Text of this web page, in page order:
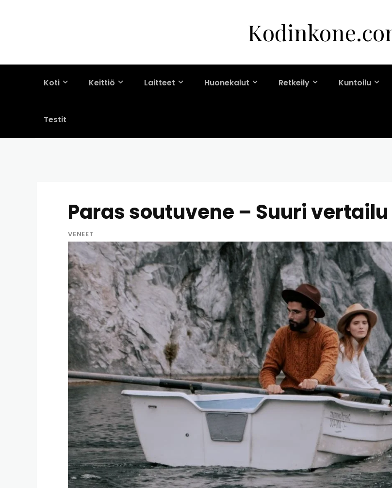
Koti Keittiö Laitteet Huonekalut Retkeily Kuntoilu
Testit
Paras soutuvene – Suuri
VENEET